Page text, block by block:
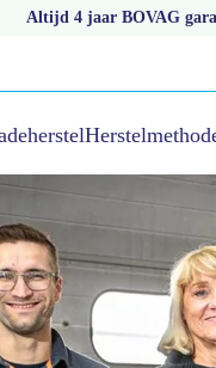
Altijd 4 jaar BOVAG
Jong